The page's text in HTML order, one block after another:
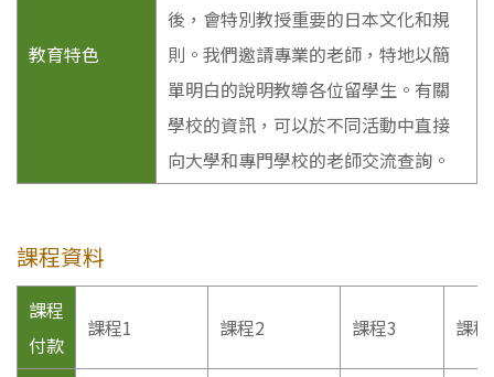
教育特色
後，會特別教授重要的日本文化和規
則。我們邀請專業的老師，特地以簡
單明白的說明教導各位留學生。有關
學校的資訊，可以於不同活動中直接
向大學和專門學校的老師交流查詢。
課程資料
課程
付款
課程1 課程2 課程3 課